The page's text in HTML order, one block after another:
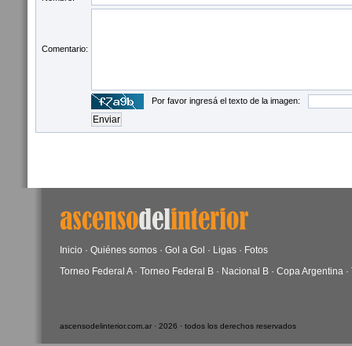
Comentario:
Por favor ingresá el texto de la imagen:
Inicio · Quiénes somos · Gol a Gol · Ligas · Fotos
Torneo Federal A· Torneo Federal B · Nacional B · Copa Argentina ·
ascensodelinterior.com.ar · 2026 · todos los derechos reservados